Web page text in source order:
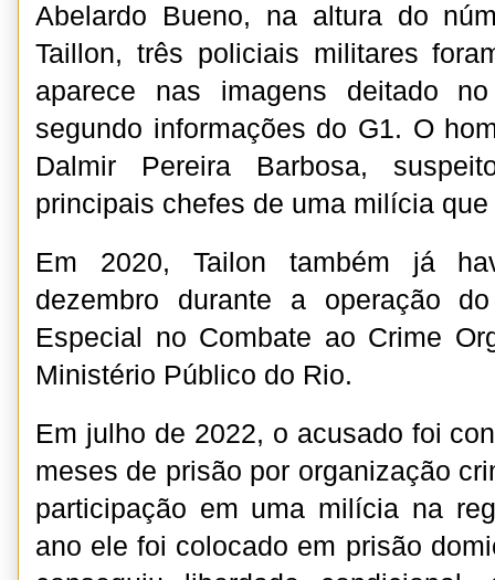
Abelardo Bueno, na altura do
Taillon, três policiais militares
aparece nas imagens deitado
segundo informações do G1. O
Dalmir Pereira Barbosa,
principais chefes de uma milícia
Em 2020, Tailon também já
dezembro durante a operação
Especial no Combate ao Crime
Ministério Público do Rio.
Em julho de 2022, o acusado foi
meses de prisão por organização
participação em uma milícia na
ano ele foi colocado em prisão